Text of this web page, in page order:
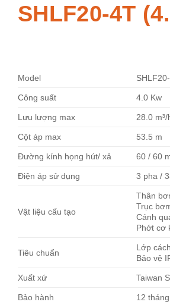
SHLF20-4T
Model
Công suất 4.0 Kw
Lưu lượng max 28.0 m³/
Cột áp max 53.5 m
Đường kính họng hút/ xả 60 / 60
Điện áp sử dụng 3 pha /
Vật liệu cấu tạo
Thân
Trục
Cánh
Phớt cơ
Tiêu chuẩn
Lớp
Bảo vệ
Xuất xứ Taiwan
Bảo hành 12 tháng